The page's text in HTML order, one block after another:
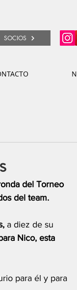
SOCIOS
del Torneo
del team.
a diez de su
Nico, esta
para él y para